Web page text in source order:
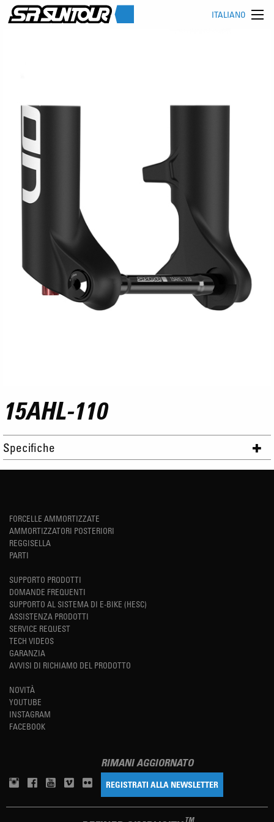
ITALIANO
15AHL-110
Specifiche
FORCELLE AMMORTIZZATE
AMMORTIZZATORI POSTERIORI
REGGISELLA
PARTI
SUPPORTO PRODOTTI
DOMANDE FREQUENTI
SUPPORTO AL SISTEMA DI E-BIKE (HESC)
ASSISTENZA PRODOTTI
SERVICE REQUEST
TECH VIDEOS
GARANZIA
AVVISI DI RICHIAMO DEL PRODOTTO
NOVITÀ
YOUTUBE
INSTAGRAM
FACEBOOK
RIMANI AGGIORNATO
REGISTRATI ALLA NEWSLETTER
TM